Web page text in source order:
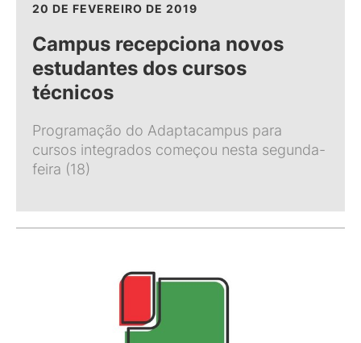
20 DE FEVEREIRO DE 2019
Campus recepciona novos
estudantes dos cursos
técnicos
Programação do Adaptacampus para
cursos integrados começou nesta segunda-
feira (18)